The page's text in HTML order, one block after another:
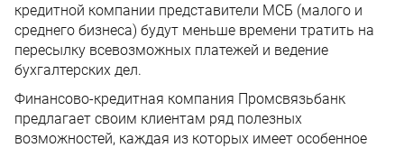
кредитной компании представители МСБ (малого и
среднего бизнеса) будут меньше времени тратить на
пересылку всевозможных платежей и ведение
бухгалтерских дел.
Финансово-кредитная компания Промсвязьбанк
предлагает своим клиентам ряд полезных
возможностей, каждая из которых имеет особенное